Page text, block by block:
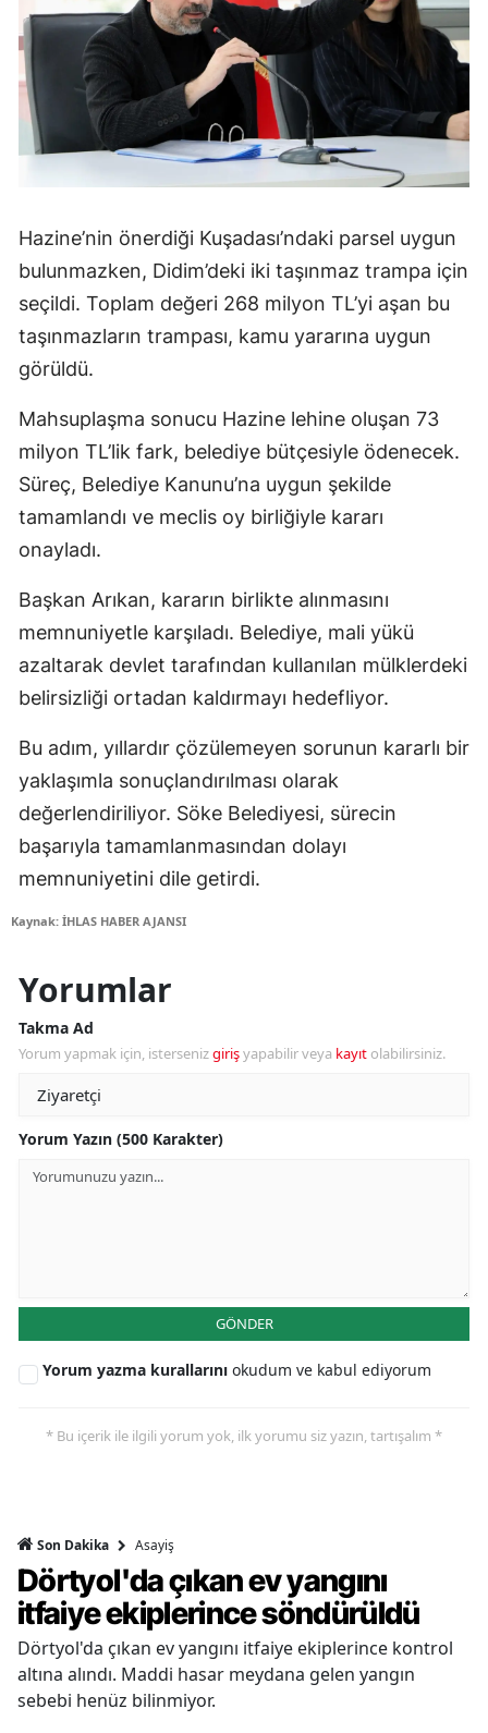
Hazine’nin önerdiği Kuşadası’ndaki parsel uygun
bulunmazken, Didim’deki iki taşınmaz trampa için
seçildi. Toplam değeri 268 milyon TL’yi aşan bu
taşınmazların trampası, kamu yararına uygun
görüldü.
Mahsuplaşma sonucu Hazine lehine oluşan 73
milyon TL’lik fark, belediye bütçesiyle ödenecek.
Süreç, Belediye Kanunu’na uygun şekilde
tamamlandı ve meclis oy birliğiyle kararı
onayladı.
Başkan Arıkan, kararın birlikte alınmasını
memnuniyetle karşıladı. Belediye, mali yükü
azaltarak devlet tarafından kullanılan mülklerdeki
belirsizliği ortadan kaldırmayı hedefliyor.
Bu adım, yıllardır çözülemeyen sorunun kararlı bir
yaklaşımla sonuçlandırılması olarak
değerlendiriliyor. Söke Belediyesi, sürecin
başarıyla tamamlanmasından dolayı
memnuniyetini dile getirdi.
Kaynak: İHLAS HABER AJANSI
Yorumlar
Takma Ad
Yorum yapmak için, istersenizgirişyapabilir veya kayıt olabilirsiniz.
Yorum Yazın (500 Karakter)
GÖNDER
Yorum yazma kurallarını okudum ve kabul ediyorum
* Bu içerik ile ilgili yorum yok, ilk yorumu siz yazın, tartışalım *
Son Dakika Asayiş
Dörtyol'da çıkan ev yangını
itfaiye ekiplerince söndürüldü
Dörtyol'da çıkan ev yangını itfaiye ekiplerince kontrol
altına alındı. Maddi hasar meydana gelen yangın
sebebi henüz bilinmiyor.